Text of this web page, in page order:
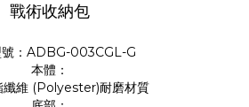
戰術收納包
號：ADBG-003CGL-G
本體：
纖維 (Polyester)耐磨材質